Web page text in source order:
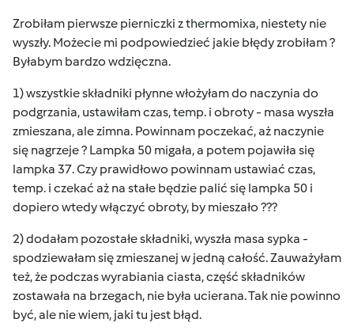
Zrobiłam pierwsze pierniczki z thermomixa, niestety nie
wyszły. Możecie mi podpowiedzieć jakie błędy zrobiłam ?
Byłabym bardzo wdzięczna.
1) wszystkie składniki płynne włożyłam do naczynia do
podgrzania, ustawiłam czas, temp. i obroty - masa wyszła
zmieszana, ale zimna. Powinnam poczekać, aż naczynie
się nagrzeje ? Lampka 50 migała, a potem pojawiła się
lampka 37. Czy prawidłowo powinnam ustawiać czas,
temp. i czekać aż na stałe będzie palić się lampka 50 i
dopiero wtedy włączyć obroty, by mieszało ???
2) dodałam pozostałe składniki, wyszła masa sypka -
spodziewałam się zmieszanej w jedną całość. Zauważyłam
też, że podczas wyrabiania ciasta, część składników
zostawała na brzegach, nie była ucierana. Tak nie powinno
być, ale nie wiem, jaki tu jest błąd.